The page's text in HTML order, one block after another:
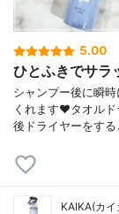
5.00
ひとふきでサラ
シャンプー後に瞬
くれます❤︎タオルド
後ドライヤーをす
KAIKA(カイ